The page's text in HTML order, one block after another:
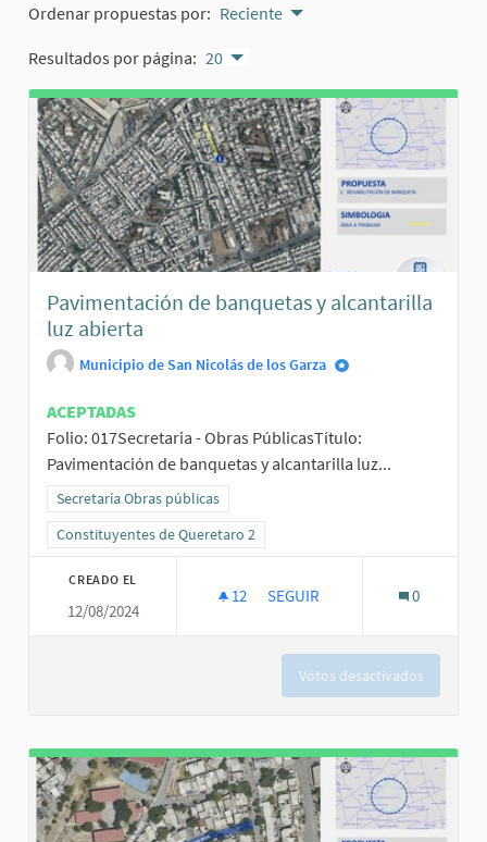
Ordenar propuestas por: Reciente
Resultados por página: 20
Pavimentación de banquetas y alcantarilla
luz abierta
Municipio de San Nicolás de los Garza
ACEPTADAS
Folio: 017Secretaria - Obras PúblicasTítulo:
Pavimentación de banquetas y alcantarilla luz...
Resultados al filtrar por la categoría: Secretaría Obras públicas
Secretaría Obras públicas
Resultados al filtrar por el ámbito: Constituyentes de Queretaro 2
Constituyentes de Queretaro 2
CREADO EL
12/08/2024
12 12 SEGUIDORAS
SEGUIR 0
Votos desactivados